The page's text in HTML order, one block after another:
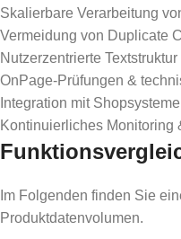
Skalierbare Verarbeitung
Vermeidung von Duplicate
Nutzerzentrierte
OnPage-Prüfungen &
Integration mit
Kontinuierliches Monitoring
Im Folgenden finden Sie
Produktdatenvolumen.